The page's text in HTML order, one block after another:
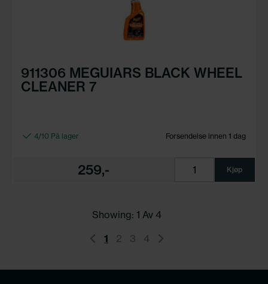
911306 MEGUIARS BLACK WHEEL
CLEANER 7
4/10 På lager Forsendelse innen 1 dag
259,- Kjøp
Showing: 1 Av 4
1
2 3 4